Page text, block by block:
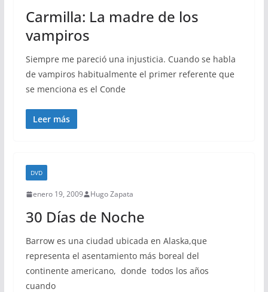
Carmilla: La madre de los
vampiros
Siempre me pareció una injusticia. Cuando se habla
de vampiros habitualmente el primer referente que
se menciona es el Conde
Leer más
DVD
enero 19, 2009 Hugo Zapata
30 Días de Noche
Barrow es una ciudad ubicada en Alaska,que
representa el asentamiento más boreal del
continente americano, donde todos los años
cuando